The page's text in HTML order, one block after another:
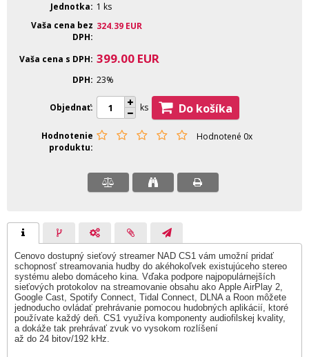
Jednotka
1 ks
Vaša cena bez
DPH
324.39 EUR
Vaša cena s DPH 399.00 EUR
DPH 23%
Objednať ks Do košíka
Hodnotenie
produktu
Hodnotené 0x
Cenovo dostupný sieťový streamer NAD CS1 vám umožní pridať
schopnosť streamovania hudby do akéhokoľvek existujúceho stereo
systému alebo domáceho kina. Vďaka podpore najpopulárnejších
sieťových protokolov na streamovanie obsahu ako Apple AirPlay 2,
Google Cast, Spotify Connect, Tidal Connect, DLNA a Roon môžete
jednoducho ovládať prehrávanie pomocou hudobných aplikácií, ktoré
používate každý deň. CS1 využíva komponenty audiofilskej kvality,
a dokáže tak prehrávať zvuk vo vysokom rozlíšení
až do 24 bitov/192 kHz.